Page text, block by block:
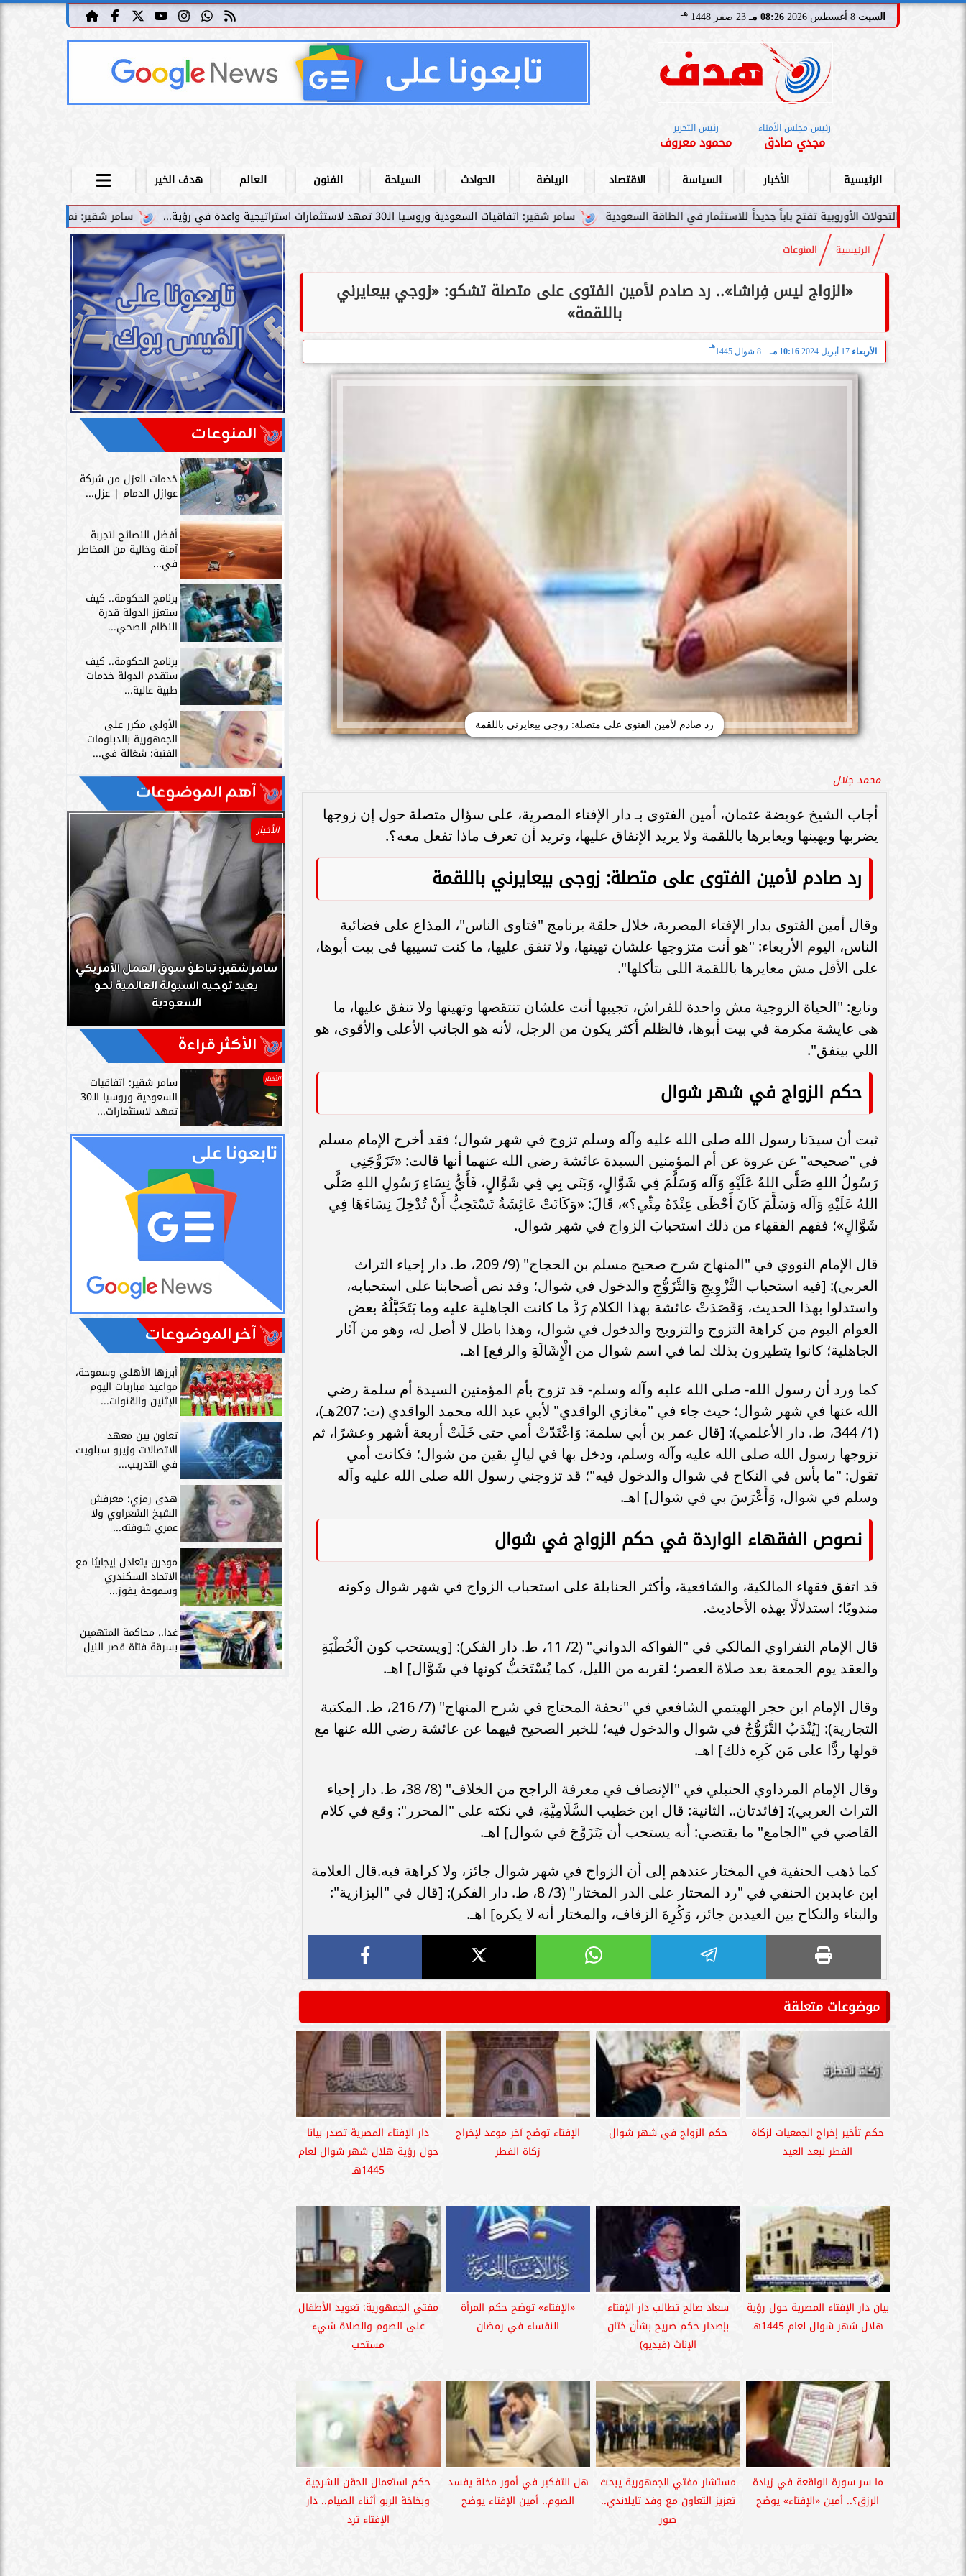
السبت 08:26 مـ 23 صفر 1448 هـ
رئيس مجلس الأمناء
مجدي صادق
رئيس التحرير
محمود معروف
الرئيسية الأخبار السياسة الاقتصاد الرياضة الحوادث السياحة الفنون العالم
هدف الخير
سامر شقير: نمو صناديق الاستثمار الخاصة دليل حي على
سامر شقير: اتفاقيات السعودية وروسيا الـ30 تمهد لاستثمارات استراتيجية واعدة في رؤية... تفتح باباً جديداً للاستثمار في الطاقة السعودية
الرئيسية المنوعات
«الزواج ليس فِراشا».. رد صادم لأمين الفتوى على متصلة تشكو: «زوجي بيعايرني
باللقمة»
الأربعاء 17 أبريل 2024 10:16 مـ 8 شوال 1445
هـ
رد صادم لأمين الفتوى على متصلة: زوجى بيعايرني باللقمة
محمد جلال
أجاب الشيخ عويضة عثمان، أمين الفتوى بـدار الإفتاء المصرية، على سؤال متصلة حول إن زوجها
يضربها ويهينها ويعايرها باللقمة ولا يريد الإنفاق عليها، وتريد أن تعرف ماذا تفعل معه؟.
رد صادم لأمين الفتوى على متصلة: زوجى بيعايرني باللقمة
وقال أمين الفتوى بدار الإفتاء المصرية، خلال حلقة برنامج "فتاوى الناس"، المذاع على فضائية
الناس، اليوم الأربعاء: "هو أنت متزوجها علشان تهينها، ولا تنفق عليها، ما كنت تسيبها فى بيت أبوها،
على الأقل مش معايرها باللقمة اللى بتأكلها".
وتابع: "الحياة الزوجية مش واحدة للفراش، تجيبها أنت علشان تنتقصها وتهينها ولا تنفق عليها، ما
هى عايشة مكرمة في بيت أبوها، فالظلم أكثر يكون من الرجل، لأنه هو الجانب الأعلى والأقوى، هو
اللي بينفق".
حكم الزواج في شهر شوال
ثبت أن سيدَنا رسول الله صلى الله عليه وآله وسلم تزوج في شهر شوال؛ فقد أخرج الإمام مسلم
في "صحيحه" عن عروة عن أم المؤمنين السيدة عائشة رضي الله عنهما أنها قالت: «تَزَوَّجَنِي
رَسُولُ اللهِ صَلَّى اللهُ عَلَيْهِ وَآله وَسَلَّمَ فِي شَوَّالٍ، وَبَنَى بِي فِي شَوَّالٍ، فَأَيُّ نِسَاءِ رَسُولِ اللهِ صَلَّى
اللهُ عَلَيْهِ وَآله وَسَلَّمَ كَانَ أَحْظَى عِنْدَهُ مِنِّي؟»، قَالَ: «وَكَانَتْ عَائِشَةُ تَسْتَحِبُّ أَنْ تُدْخِلَ نِسَاءَهَا فِي
شَوَّالٍ»؛ ففهم الفقهاء من ذلك استحبابَ الزواج في شهر شوال.
قال الإمام النووي في "المنهاج شرح صحيح مسلم بن الحجاج" (9/ 209، ط. دار إحياء التراث
العربي): [فيه استحباب التَّزْوِيجِ وَالتَّزَوُّجِ والدخول في شوال؛ وقد نص أصحابنا على استحبابه،
واستدلوا بهذا الحديث، وَقَصَدَتْ عائشة بهذا الكلام رَدَّ ما كانت الجاهلية عليه وما يَتَخَيَّلُهُ بعض
العوام اليوم من كراهة التزوج والتزويج والدخول في شوال، وهذا باطل لا أصل له، وهو من آثار
الجاهلية؛ كانوا يتطيرون بذلك لما في اسم شوال من الْإِشَالَةِ والرفع] اهـ.
كما ورد أن رسول الله- صلى الله عليه وآله وسلم- قد تزوج بأم المؤمنين السيدة أم سلمة رضي
الله عنها في شهر شوال؛ حيث جاء في "مغازي الواقدي" لأبي عبد الله محمد الواقدي (ت: 207هـ)،
(1/ 344، ط. دار الأعلمي): [قال عمر بن أبي سلمة: وَاعْتَدّتْ أمي حتى خَلَتْ أربعة أشهر وعشرًا، ثم
تزوجها رسول الله صلى الله عليه وآله وسلم، ودخل بها في ليالٍ بقين من شوال؛ فكانت أمي
تقول: "ما بأس في النكاح في شوال والدخول فيه"؛ قد تزوجني رسول الله صلى الله عليه وآله
وسلم في شوال، وَأَعْرَسَ بي في شوال] اهـ.
نصوص الفقهاء الواردة في حكم الزواج في شوال
قد اتفق فقهاء المالكية، والشافعية، وأكثر الحنابلة على استحباب الزواج في شهر شوال وكونه
مندوبًا؛ استدلالًا بهذه الأحاديث.
قال الإمام النفراوي المالكي في "الفواكه الدواني" (2/ 11، ط. دار الفكر): [ويستحب كون الْخُطْبَةِ
والعقد يوم الجمعة بعد صلاة العصر؛ لقربه من الليل، كما يُسْتَحَبُّ كونها في شَوَّال] اهـ.
وقال الإمام ابن حجر الهيتمي الشافعي في "تحفة المحتاج في شرح المنهاج" (7/ 216، ط. المكتبة
التجارية): [يُنْدَبُ التَّزَوُّجُ في شوال والدخول فيه؛ للخبر الصحيح فيهما عن عائشة رضي الله عنها مع
قولها ردًّا على مَن كَرِه ذلك] اهـ.
وقال الإمام المرداوي الحنبلي في "الإنصاف في معرفة الراجح من الخلاف" (8/ 38، ط. دار إحياء
التراث العربي): [فائدتان.. الثانية: قال ابن خطيب السَّلَامِيَّةِ، في نكته على "المحرر": وقع في كلام
القاضي في "الجامع" ما يقتضي: أنه يستحب أن يَتَزَوَّجَ في شوال] اهـ.
كما ذهب الحنفية في المختار عندهم إلى أن الزواج في شهر شوال جائز، ولا كراهة فيه.قال العلامة
ابن عابدين الحنفي في "رد المحتار على الدر المختار" (3/ 8، ط. دار الفكر): [قال في "البزازية":
والبناء والنكاح بين العيدين جائز، وَكُرِهَ الزفاف، والمختار أنه لا يكره] اهـ.
موضوعات متعلقة
حكم تأخير إخراج الجمعيات لزكاة
الفطر لبعد العيد
حكم الزواج في شهر شوال
الإفتاء توضح آخر موعد لإخراج
زكاة الفطر
دار الإفتاء المصرية تصدر بيانا
حول رؤية هلال شهر شوال لعام
1445هـ
بيان دار الإفتاء المصرية حول رؤية
هلال شهر شوال لعام 1445هـ
سعاد صالح تطالب دار الإفتاء
بإصدار حكم صريح بشأن ختان
الإناث (فيديو)
«الإفتاء» توضح حكم المرأة
النفساء في رمضان
مفتي الجمهورية: تعويد الأطفال
على الصوم والصلاة شيء
مستحب
ما سر سورة الواقعة في زيادة
الرزق؟.. أمين «الإفتاء» يوضح
مستشار مفتي الجمهورية يبحث
تعزيز التعاون مع وفد تايلاندي..
صور
هل التفكير في أمور مخلة يفسد
الصوم.. أمين الإفتاء يوضح
حكم استعمال الحقن الشرجية
وبخاخة الربو أثناء الصيام.. دار
الإفتاء ترد
المنوعات
خدمات العزل من شركة
عوازل الدمام | عزل...
أفضل النصائح لتجربة
آمنة وخالية من المخاطر
في...
برنامج الحكومة.. كيف
ستعزز الدولة قدرة
النظام الصحي...
برنامج الحكومة.. كيف
ستقدم الدولة خدمات
طبية عالية...
الأولى مكرر على
الجمهورية بالدبلومات
الفنية: شغالة في...
آهم الموضوعات
سامر شقير: اتفاقيات السعودية وروسيا
في رؤية...
جديداً للاستثمار في الطاقة السعودية
الاستقرار المالي
الأخبار
سامر شقير: تباطؤ سوق العمل الأمريكي
يعيد توجيه السيولة العالمية نحو
السعودية
الأكثر قراءة
الأخبار سامر شقير: اتفاقيات
السعودية وروسيا الـ30
تمهد لاستثمارات...
آخر الموضوعات
أبرزها الأهلي وسموحة،
مواعيد مباريات اليوم
الإثنين والقنوات...
تعاون بين معهد
الاتصالات وزيرو سبلويت
في التدريب...
هدى رمزي: معرفش
الشيخ الشعراوي ولا
عمري شوفته...
مودرن يتعادل إيجابيًا مع
الاتحاد السكندري
وسموحة يفوز...
غدا.. محاكمة المتهمين
بسرقة فتاة قصر النيل